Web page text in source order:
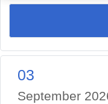
03
September